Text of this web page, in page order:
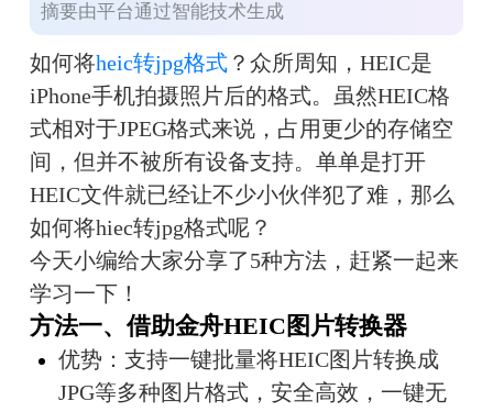
摘要由平台通过智能技术生成
如何将heic转jpg格式？众所周知，HEIC是
iPhone手机拍摄照片后的格式。虽然HEIC格
式相对于JPEG格式来说，占用更少的存储空
间，但并不被所有设备支持。单单是打开
HEIC文件就已经让不少小伙伴犯了难，那么
如何将hiec转jpg格式呢？
今天小编给大家分享了5种方法，赶紧一起来
学习一下！
方法一、借助金舟HEIC图片转换器
优势：支持一键批量将HEIC图片转换成
JPG等多种图片格式，安全高效，一键无